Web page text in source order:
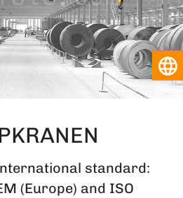
standard:
(Europe) and ISO